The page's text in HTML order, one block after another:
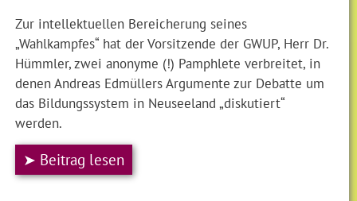
Zur intellektuellen Bereicherung seines
„Wahlkampfes“ hat der Vorsitzende der GWUP, Herr Dr.
Hümmler, zwei anonyme (!) Pamphlete verbreitet, in
denen Andreas Edmüllers Argumente zur Debatte um
das Bildungssystem in Neuseeland „diskutiert“
werden.
➤ Beitrag lesen